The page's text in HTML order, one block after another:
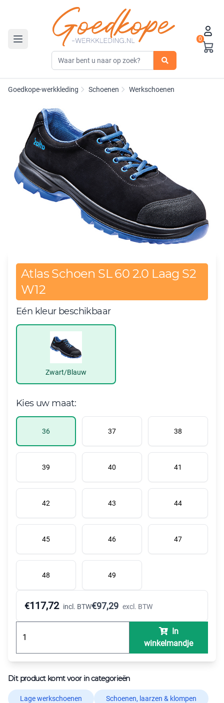
Toggle navigation
0
Goedkope-werkkleding Schoenen Werkschoenen
Atlas Schoen SL 60 2.0 Laag S2
W12
Eén kleur beschikbaar
Zwart/Blauw
Kies uw maat:
36 37 38
39 40 41
42 43 44
45 46 47
48 49
€117,72 incl. BTW€97,29 excl. BTW
In
winkelmandje
Dit product komt voor in categorieën
Lage werkschoenen Schoenen, laarzen & klompen